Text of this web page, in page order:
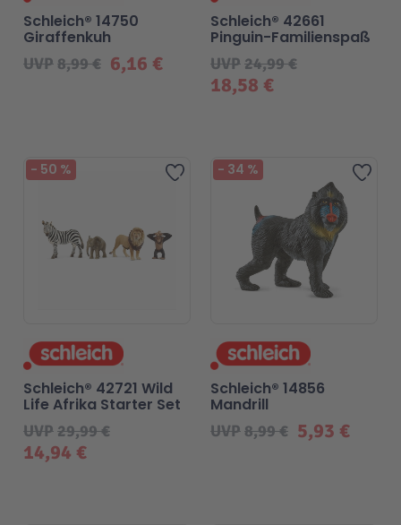
Malen & Zeichnen
Marvel™ Super Heroes
Minifiguren
NINJAGO®
Super Mario
Technic
Knights
Sports Action
VW
Cars
Spiel-Ei
6,16 €
UVP8,99 €
Schleich® 14750
Giraffenkuh
18,58 €
UVP24,99 €
Schleich® 42661
Pinguin-Familienspaß
Zur Wunschliste hinzufügen
- 50 %
14,94 €
UVP29,99 €
Schleich® 42721 Wild
Life Afrika Starter Set
Zur
- 34 %
5,93 €
UVP8,99 €
Schleich® 14856
Mandrill